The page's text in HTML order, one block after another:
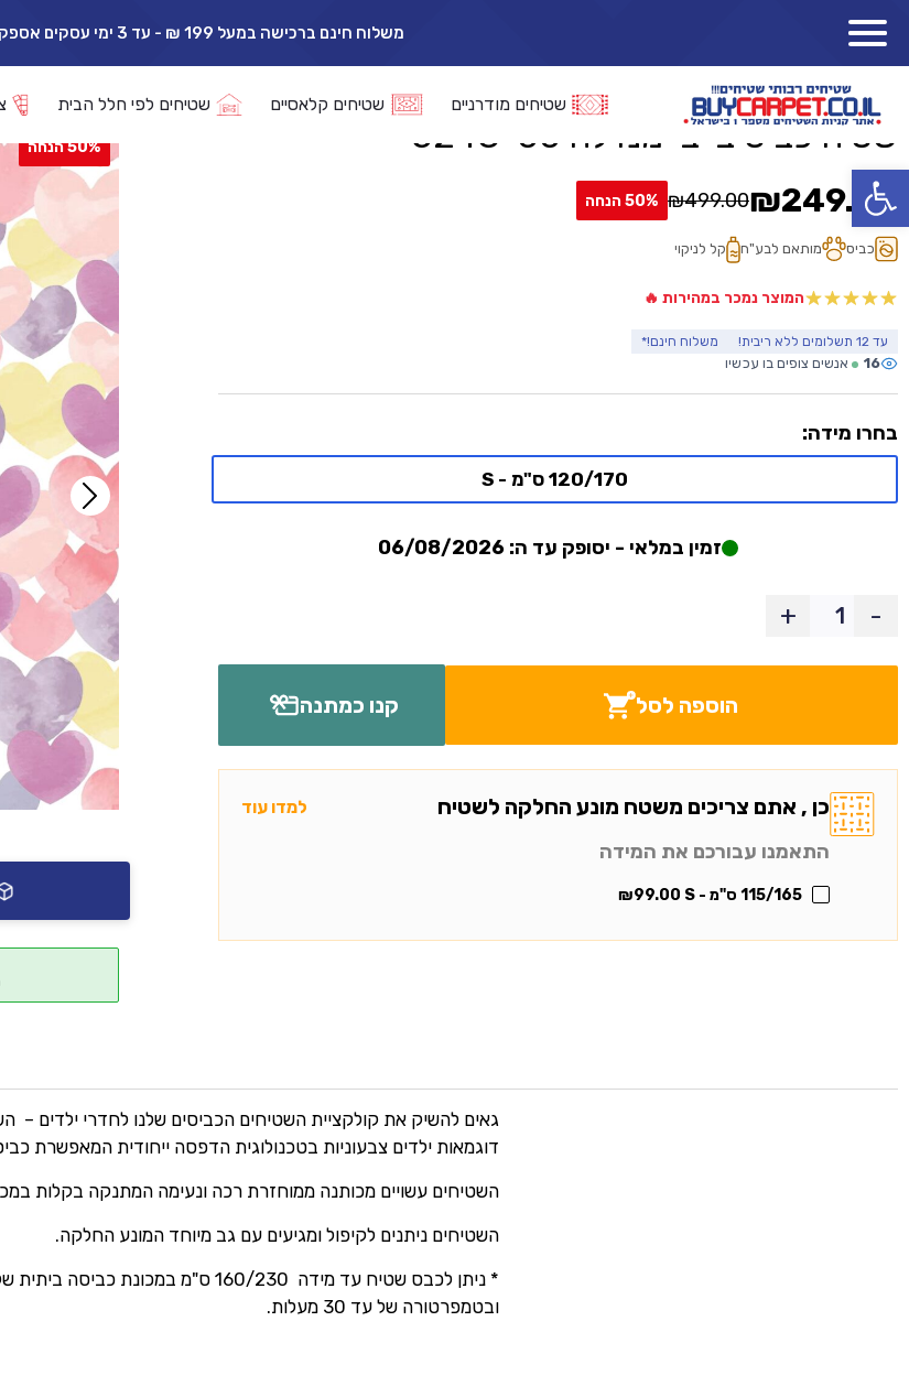
פתח סרגל נגישות
משלוח חינם ברכישה במעל 199 ₪ - עד 3 ימי עסקים אספקה* 🚚
אפשרות החזרה/החלפה עד 14 ימי עסקים 🔁
שטיחים מודרניים שטיחים קלאסיים שטיחים לפי חלל הבית
»
»
»
»שטיח כביס בייבי מנדלה 5248-00
שטיח כביס בייבי מנדלה 5248-00
50% הנחה ₪499.00
המחיר
המקורי
היה:
₪499.00.
₪249.50
המחיר
הנוכחי
הוא:
₪249.50.
כביס מותאם לבע"ח קל לניקוי
המוצר נמכר במהירות 🔥
עד 12 תשלומים ללא ריבית! משלוח חינם!*
16 אנשים צופים בו עכשיו
בחרו מידה:
120/170 ס"מ - S
זמין במלאי - יסופק עד ה: 06/08/2026
-
+
קנו כמתנה הוספה לסל
כן , אתם צריכים משטח מונע החלקה לשטיח למדו עוד
התאמנו עבורכם את המידה
115/165 ס"מ - S ₪99.00
50% הנחה
גאים להשיק את קולקציית השטיחים הכביסים שלנו לחדרי ילדים –
דוגמאות ילדים צבעוניות בטכנולוגית הדפסה ייחודית המאפשרת
השטיחים עשויים מכותנה ממוחזרת רכה ונעימה המתנקה בקלות
השטיחים ניתנים לקיפול ומגיעים עם גב מיוחד המונע החלקה.
ובטמפרטורה של עד 30 מעלות.